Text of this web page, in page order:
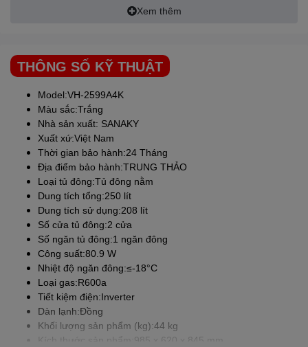
THIẾT KẾ THÔNG MINH
SANAKY 1 ngăn đông – 2 cánh mở
Đây là dòng tủ 1 ngăn đông nhưng lại được thiết kế 2 cánh mở,
mang đến sự tiện lợi cho bạn trong việc tìm kiếm thực phẩm cần
dùng khi lấy và cho vào thực phẩm bên trong tủ cũng như giảm
bớt tình trạng hơi lạnh thoát ra ngoài gây tiêu hao điện năng.
Chiếc tủ đôngSANAKYnày sẽ là sự lựa chọn lý tưởng cho gia
đình kinh doanh tạp hóa, quán ăn, nhà hàng,…
Xem thêm
THÔNG SỐ KỸ THUẬT
Model:VH-2599A4K
Màu sắc:Trắng
Nhà sản xuất: SANAKY
Xuất xứ:Việt Nam
Thời gian bảo hành:24 Tháng
Địa điểm bảo hành:TRUNG THẢO
Loại tủ đông:Tủ đông nằm
Dung tích tổng:250 lít
Dung tích sử dụng:208 lít
Số cửa tủ đông:2 cửa
Số ngăn tủ đông:1 ngăn đông
Công suất:80.9 W
Nhiệt độ ngăn đông:≤-18°C
Loại gas:R600a
Tiết kiệm điện:Inverter
Dàn lạnh:Đồng
Khối lượng sản phẩm (kg):44 kg
Kích thước sản phẩm:985 x 620 x 845 mm